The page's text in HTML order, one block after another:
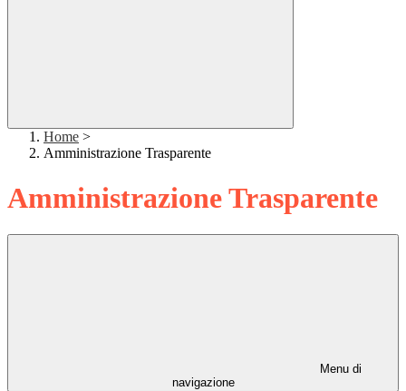
Home >
Amministrazione Trasparente
Amministrazione Trasparente
Menu di
navigazione